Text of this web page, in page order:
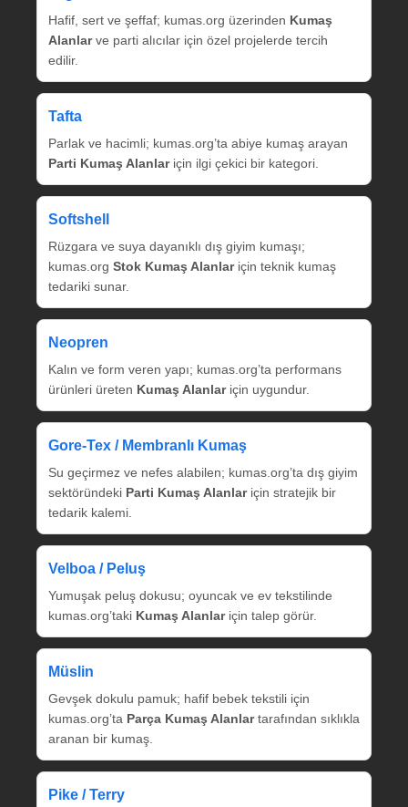
Hafif, sert ve şeffaf; kumas.org üzerinden Kumaş
Alanlarve parti alıcılar için özel projelerde tercih
edilir.
Tafta
Parlak ve hacimli; kumas.org’ta abiye kumaş arayan
Parti Kumaş Alanlariçin ilgi çekici bir kategori.
Softshell
Rüzgara ve suya dayanıklı dış giyim kumaşı;
kumas.org Stok Kumaş Alanlariçin teknik kumaş
tedariki sunar.
Neopren
Kalın ve form veren yapı; kumas.org’ta performans
ürünleri üreten Kumaş Alanlariçin uygundur.
Gore‑Tex / Membranlı Kumaş
Su geçirmez ve nefes alabilen; kumas.org’ta dış giyim
sektöründeki Parti Kumaş Alanlariçin stratejik bir
tedarik kalemi.
Velboa / Peluş
Yumuşak peluş dokusu; oyuncak ve ev tekstilinde
kumas.org’taki Kumaş Alanlariçin talep görür.
Müslin
Gevşek dokulu pamuk; hafif bebek tekstili için
kumas.org’ta Parça Kumaş Alanlartarafından sıklıkla
aranan bir kumaş.
Pike / Terry